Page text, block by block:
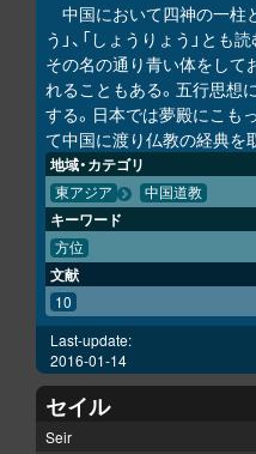
中国において四神の一柱
う」、「しょうりょう」と
その名の通り青い体をして
れることもある。五行思想
する。日本では夢殿にこも
て中国に渡り仏教の経典を
地域・カテゴリ
東アジア 中国道教
キーワード
方位
文献
10
Last-update:
2016-01-14
セイル
Seir